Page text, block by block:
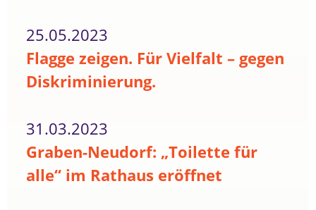
25.05.2023
Flagge zeigen. Für Vielfalt – gegen
Diskriminierung.
31.03.2023
Graben-Neudorf: „Toilette für
alle“ im Rathaus eröffnet